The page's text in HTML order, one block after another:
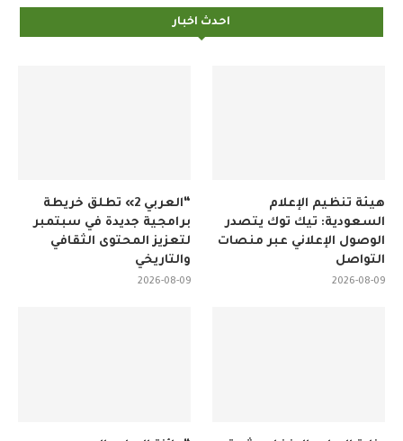
احدث اخبار
“العربي 2» تطلق خريطة
برامجية جديدة في سبتمبر
لتعزيز المحتوى الثقافي
والتاريخي
2026-08-09
هيئة تنظيم الإعلام
السعودية: تيك توك يتصدر
الوصول الإعلاني عبر منصات
التواصل
2026-08-09